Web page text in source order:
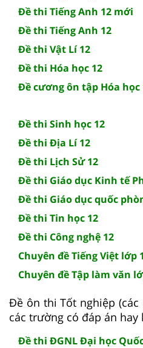
Đề thi Tiếng Anh 12 mới
Đề thi Tiếng Anh 12
Đề thi Vật Lí 12
Đề thi Hóa học 12
Đề cương ôn tập Hóa học
Đề thi Sinh học 12
Đề thi Địa Lí 12
Đề thi Lịch Sử 12
Đề thi Giáo dục Kinh tế
Đề thi Giáo dục quốc
Đề thi Tin học 12
Đề thi Công nghệ 12
Chuyên đề Tiếng Việt lớp
Chuyên đề Tập làm văn
Đề ôn thi Tốt nghiệp (các
các trường có đáp án hay
Đề thi ĐGNL Đại học